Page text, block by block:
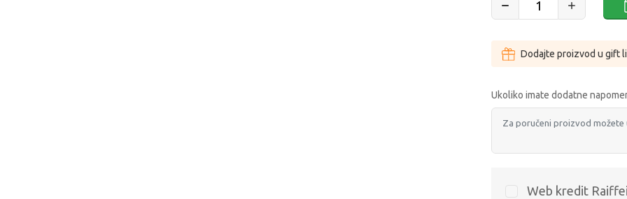
Dodajte proizvod u gift
Ukoliko imate dodatne
Web kredit